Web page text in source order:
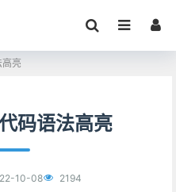
亮
码语法高亮
10-08 2194